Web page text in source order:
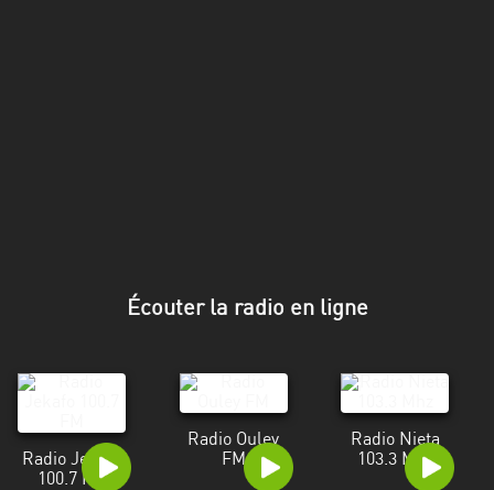
Écouter la radio en ligne
Radio Jekafo
100.7 FM
Radio Ouley
FM
Radio Nieta
103.3 Mhz